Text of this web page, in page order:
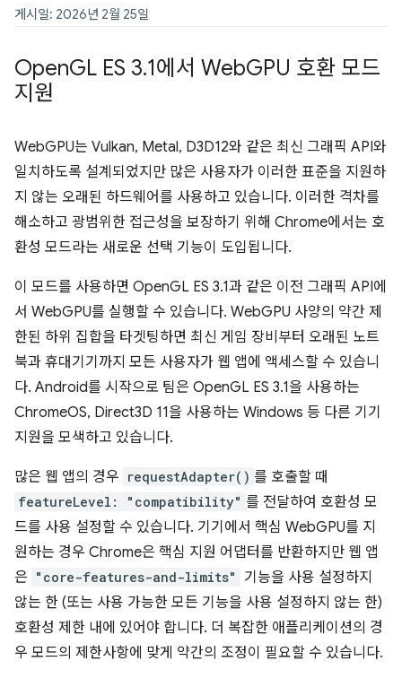
게시일: 2026년 2월 25일
OpenGL ES 3.1에서 WebGPU 호환 모드
지원
WebGPU는 Vulkan, Metal, D3D12와 같은 최신 그래픽 API와
일치하도록 설계되었지만 많은 사용자가 이러한 표준을 지원하
지 않는 오래된 하드웨어를 사용하고 있습니다. 이러한 격차를
해소하고 광범위한 접근성을 보장하기 위해 Chrome에서는 호
환성 모드라는 새로운 선택 기능이 도입됩니다.
이 모드를 사용하면 OpenGL ES 3.1과 같은 이전 그래픽 API에
서 WebGPU를 실행할 수 있습니다. WebGPU 사양의 약간 제
한된 하위 집합을 타겟팅하면 최신 게임 장비부터 오래된 노트
북과 휴대기기까지 모든 사용자가 웹 앱에 액세스할 수 있습니
다. Android를 시작으로 팀은 OpenGL ES 3.1을 사용하는
ChromeOS, Direct3D 11을 사용하는 Windows 등 다른 기기
지원을 모색하고 있습니다.
많은 웹 앱의 경우 requestAdapter() 를 호출할 때
featureLevel: "compatibility" 를 전달하여 호환성 모
드를 사용 설정할 수 있습니다. 기기에서 핵심 WebGPU를 지
원하는 경우 Chrome은 핵심 지원 어댑터를 반환하지만 웹 앱
은 "core-features-and-limits"
기능을 사용 설정하지
않는 한 (또는 사용 가능한 모든 기능을 사용 설정하지 않는 한)
호환성 제한 내에 있어야 합니다. 더 복잡한 애플리케이션의 경
우 모드의 제한사항에 맞게 약간의 조정이 필요할 수 있습니다.